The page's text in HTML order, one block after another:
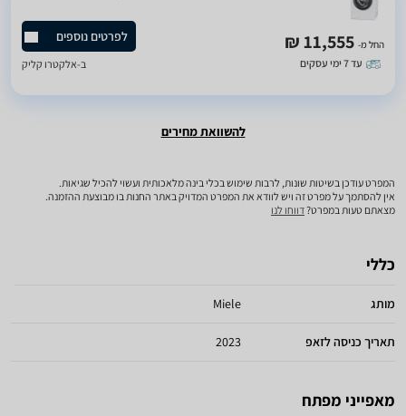
החל מ- 11,555 ₪
עד 7 ימי עסקים
לפרטים נוספים
ב-אלקטרו קליק
להשוואת מחירים
המפרט עודכן בשיטות שונות, לרבות שימוש בכלי בינה מלאכותית ועשוי להכיל שגיאות.
אין להסתמך על מפרט זה ויש לוודא את המפרט המדויק באתר החנות בו מבוצעת ההזמנה.
מצאתם טעות במפרט?דווחו לנו
כללי
מותג Miele
תאריך כניסה לזאפ 2023
מאפייני מפתח